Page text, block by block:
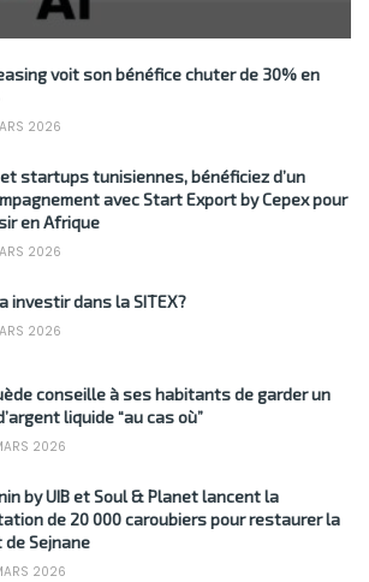
voit son bénéfice chuter de 30% en
2026
et startups tunisiennes, bénéficiez d’un
avec Start Export by Cepex pour
en Afrique
2026
investir dans la SITEX?
2026
conseille à ses habitants de garder un
liquide “au cas où”
2026
by UIB et Soul & Planet lancent la
de 20 000 caroubiers pour restaurer la
Sejnane
2026